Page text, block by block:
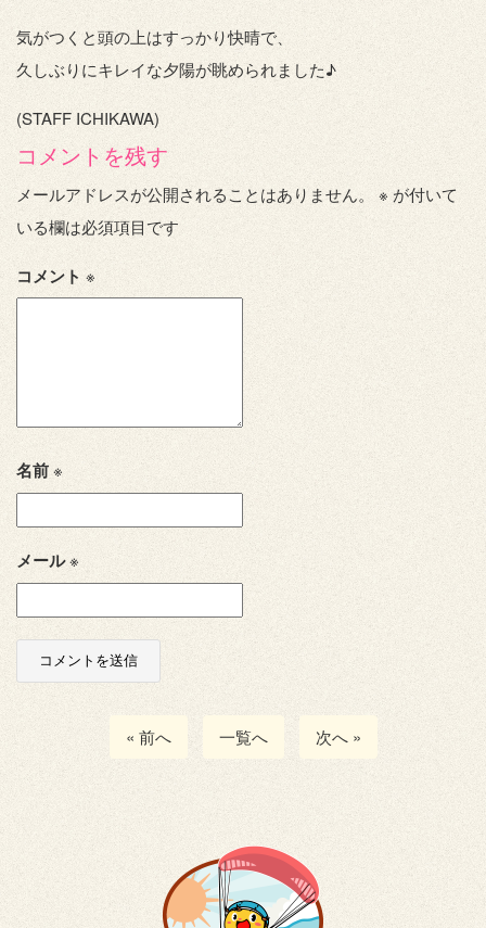
気がつくと頭の上はすっかり快晴で、
久しぶりにキレイな夕陽が眺められました♪
(STAFF ICHIKAWA)
コメントを残す
メールアドレスが公開されることはありません。 ※ が付いて
いる欄は必須項目です
コメント ※
名前※
メール※
« 前へ 一覧へ 次へ »